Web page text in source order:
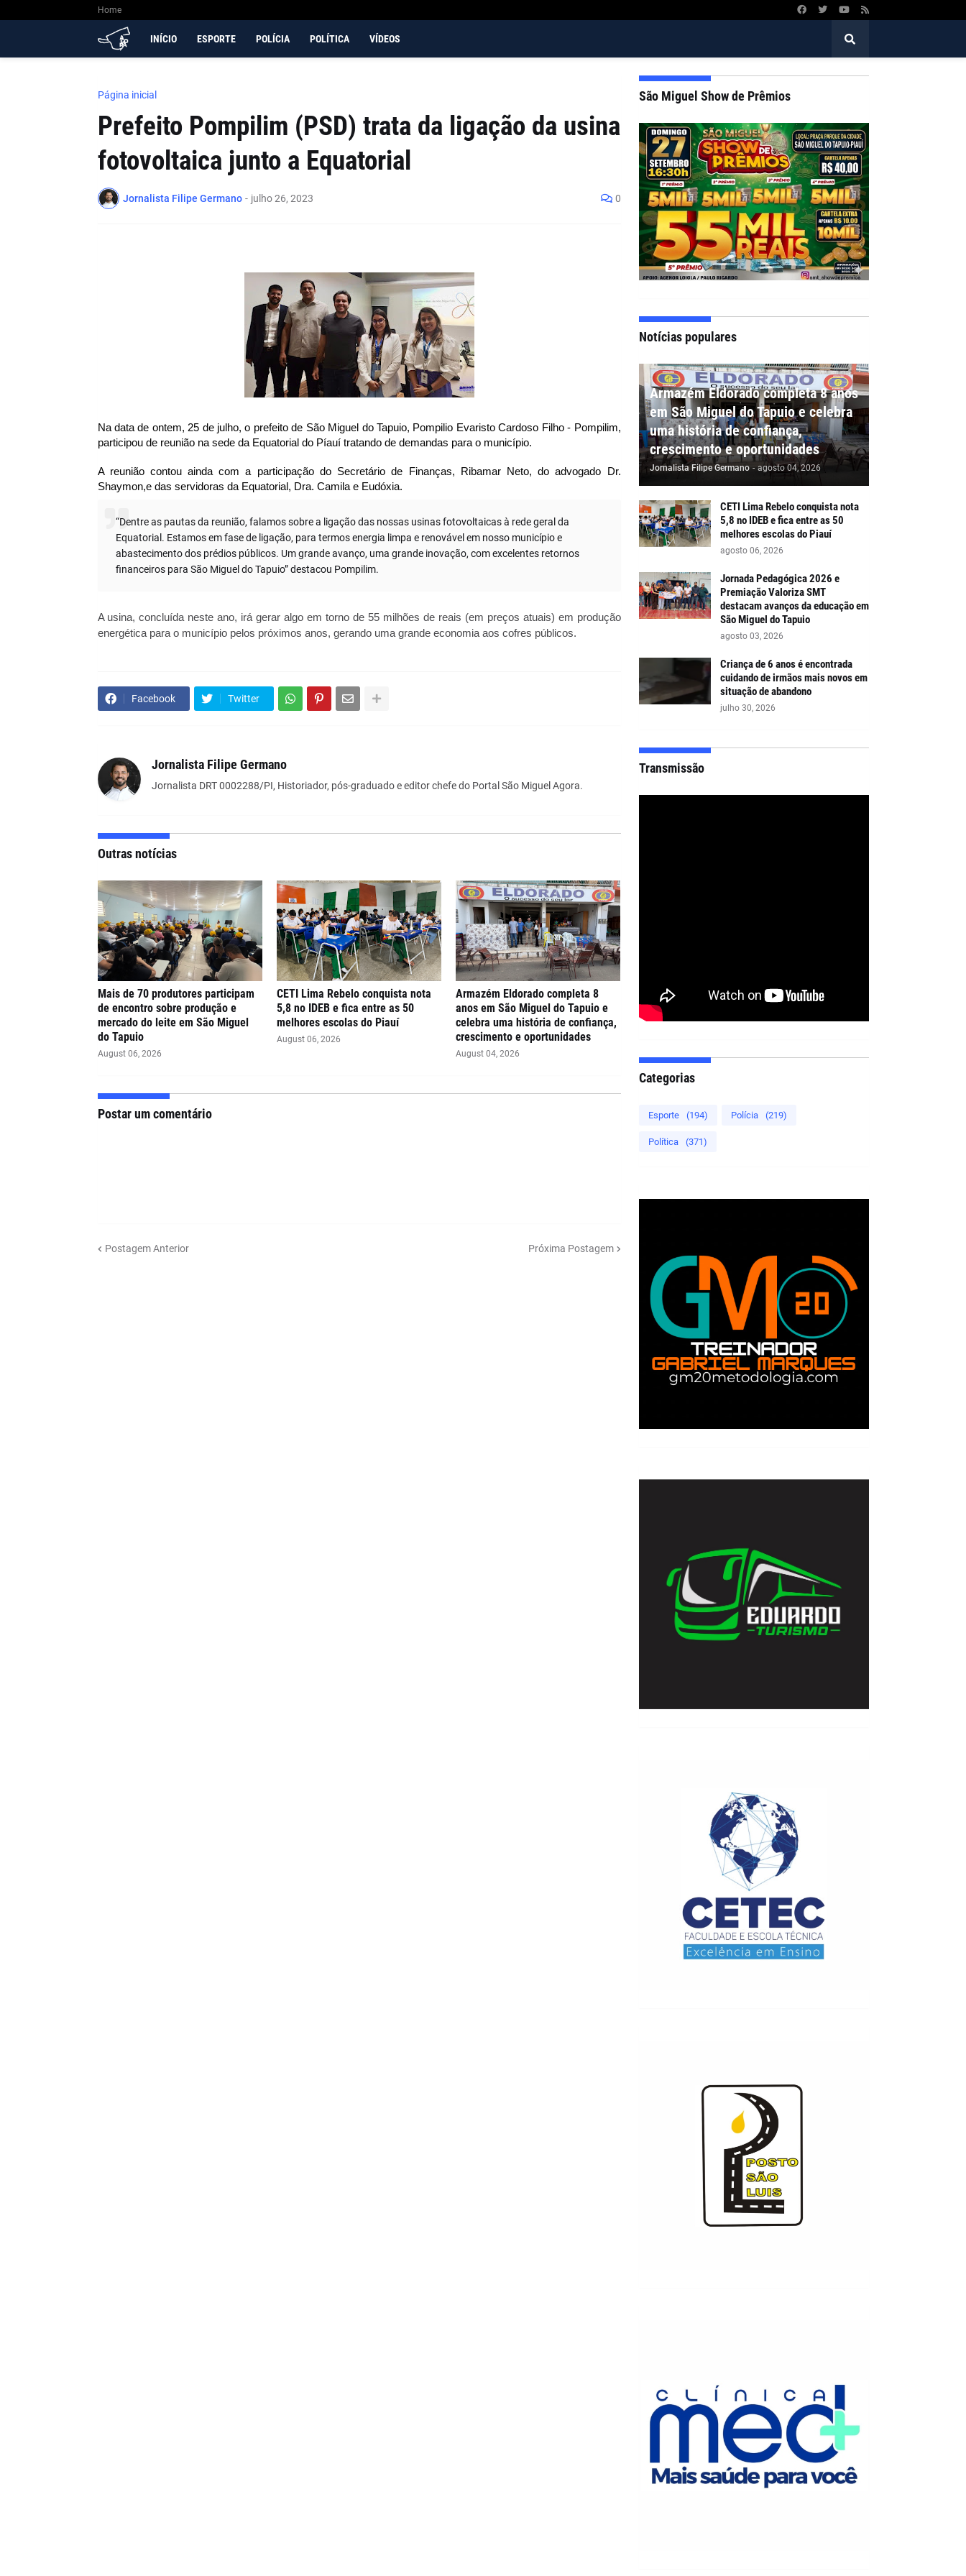
Home
INÍCIO ESPORTE POLÍCIA POLÍTICA VÍDEOS
Página inicial
Prefeito Pompilim (PSD) trata da ligação da usina
fotovoltaica junto a Equatorial
Jornalista Filipe Germano - julho 26, 2023 0
Na data de ontem, 25 de julho, o prefeito de São Miguel do Tapuio, Pompilio Evaristo Cardoso Filho - Pompilim,
participou de reunião na sede da Equatorial do Píauí tratando de demandas para o município.
A reunião contou ainda com a participação do Secretário de Finanças, Ribamar Neto, do advogado Dr.
Shaymon,e das servidoras da Equatorial, Dra. Camila e Eudóxia.
“Dentre as pautas da reunião, falamos sobre a ligação das nossas usinas fotovoltaicas à rede geral da
Equatorial. Estamos em fase de ligação, para termos energia limpa e renovável em nosso município e
abastecimento dos prédios públicos. Um grande avanço, uma grande inovação, com excelentes retornos
financeiros para São Miguel do Tapuio” destacou Pompilim.
A usina, concluída neste ano, irá gerar algo em torno de 55 milhões de reais (em preços atuais) em produção
energética para o município pelos próximos anos, gerando uma grande economia aos cofres públicos.
Facebook Twitter
Jornalista Filipe Germano
Jornalista DRT 0002288/PI, Historiador, pós-graduado e editor chefe do Portal São Miguel Agora.
Outras notícias
Mais de 70 produtores participam
de encontro sobre produção e
mercado do leite em São Miguel
do Tapuio
August 06, 2026
CETI Lima Rebelo conquista nota
5,8 no IDEB e fica entre as 50
melhores escolas do Piauí
August 06, 2026
Armazém Eldorado completa 8
anos em São Miguel do Tapuio e
celebra uma história de confiança,
crescimento e oportunidades
August 04, 2026
Postar um comentário
Postagem Anterior Próxima Postagem
São Miguel Show de Prêmios
Notícias populares
Armazém Eldorado completa 8 anos
em São Miguel do Tapuio e celebra
uma história de confiança,
crescimento e oportunidades
Jornalista Filipe Germano - agosto 04, 2026
CETI Lima Rebelo conquista nota
5,8 no IDEB e fica entre as 50
melhores escolas do Piauí
agosto 06, 2026
Jornada Pedagógica 2026 e
Premiação Valoriza SMT
destacam avanços da educação em
São Miguel do Tapuio
agosto 03, 2026
Criança de 6 anos é encontrada
cuidando de irmãos mais novos em
situação de abandono
julho 30, 2026
Transmissão
Categorias
Esporte (194) Polícia (219)
Política (371)